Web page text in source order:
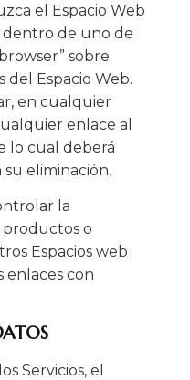
el Espacio Web
de uno de
sobre
del Espacio Web.
en cualquier
enlace al
lo cual deberá
eliminación.
la
productos o
Espacios web
enlaces con
Servicios, el